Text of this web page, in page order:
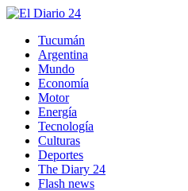
Tucumán
Argentina
Mundo
Economía
Motor
Energía
Tecnología
Culturas
Deportes
The Diary 24
Flash news